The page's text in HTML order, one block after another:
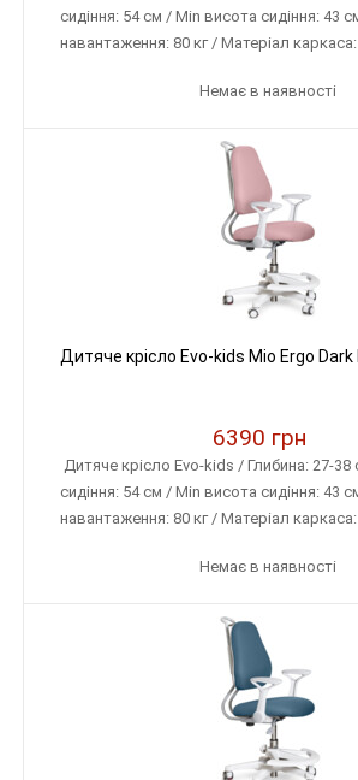
сидіння: 54 см / Min висота сидіння: 43
навантаження: 80 кг / Матеріал
Немає в наявності
Дитяче крісло Evo-kids Mio Ergo Dark
6390 грн
Дитяче крісло Evo-kids / Глибина: 27-
сидіння: 54 см / Min висота сидіння: 43
навантаження: 80 кг / Матеріал
Немає в наявності